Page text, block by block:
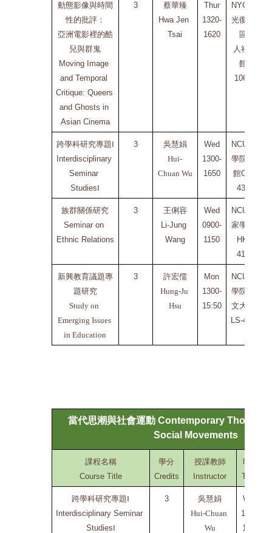
動態影像與時間
性的批評：
亞洲電影裡的酷
兒與群鬼
Moving Image
and Temporal
Critique: Queers
and Ghosts in
Asian Cinema
3
蔡華臻
Hwa Jen
Tsai
Thur
1320-
1620
NYCU
光復校
區
人社2
館
106A
跨學科研究專題Ⅰ
Interdisciplinary
Seminar
StudiesⅠ
3
吳慧娟
Hui-
Chuan Wu
Wed
1300-
1650
NCU文
學院二
館C2-
437
族群關係研究
Seminar on
Ethnic Relations
3
王俐容
Li-Jung
Wang
Wed
0900-
1150
NCU客
家學院
HK-
418
新興教育議題專
題研究
Study on
Emerging Issues
in Education
3
許宏儒
Hung-Ju
Hsu
Mon
1300-
15:50
NCU文
學院人
文大樓
LS-419
當代思潮與社會運動 Contemporary Thought
Social Movements
課程名稱
Course Title
學分
Credits
授課教師
Instructor
時間
Time
跨學科研究專題Ⅰ
Interdisciplinary Seminar
StudiesⅠ
3
吳慧娟
Hui-Chuan
Wu
Wed
1300-
1650